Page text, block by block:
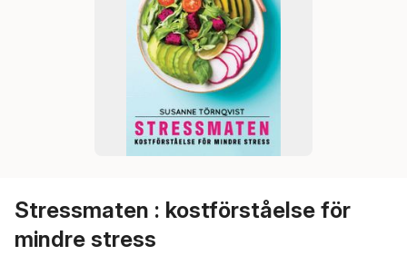
Stressmaten : kostförståelse för
mindre stress